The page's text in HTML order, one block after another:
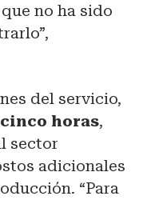
no ha sido
del servicio,
horas,
sector
adicionales
“Para